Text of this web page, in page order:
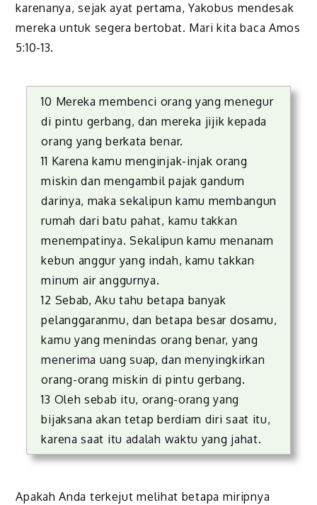
karenanya, sejak ayat pertama, Yakobus mendesak
mereka untuk segera bertobat. Mari kita baca Amos
5:10-13.
10 Mereka membenci orang yang menegur
di pintu gerbang, dan mereka jijik kepada
orang yang berkata benar.
11 Karena kamu menginjak-injak orang
miskin dan mengambil pajak gandum
darinya, maka sekalipun kamu membangun
rumah dari batu pahat, kamu takkan
menempatinya. Sekalipun kamu menanam
kebun anggur yang indah, kamu takkan
minum air anggurnya.
12 Sebab, Aku tahu betapa banyak
pelanggaranmu, dan betapa besar dosamu,
kamu yang menindas orang benar, yang
menerima uang suap, dan menyingkirkan
orang-orang miskin di pintu gerbang.
13 Oleh sebab itu, orang-orang yang
bijaksana akan tetap berdiam diri saat itu,
karena saat itu adalah waktu yang jahat.
Apakah Anda terkejut melihat betapa miripnya